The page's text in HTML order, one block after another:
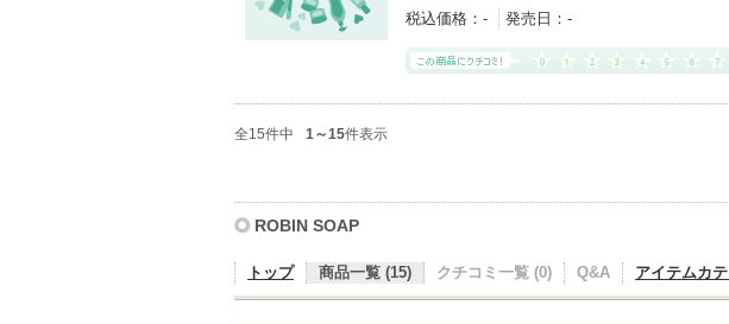
税込価格： - 発売日： -
全15件中 1～15件表示
ROBIN SOAP
トップ 商品一覧 (15) クチコミ一覧 (0) Q&A アイテムカ